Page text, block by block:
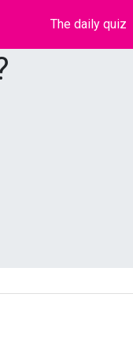
The daily quiz